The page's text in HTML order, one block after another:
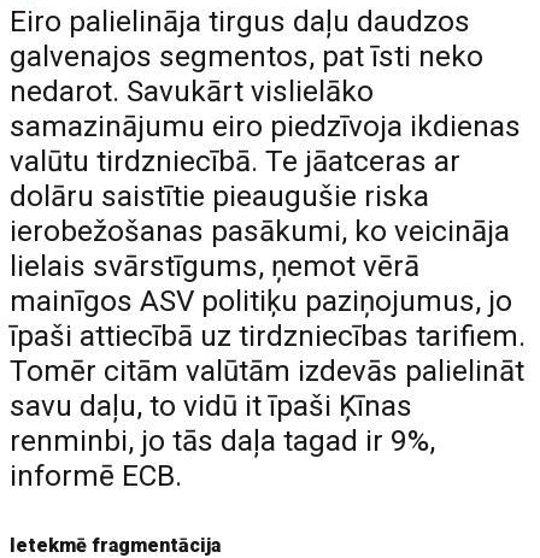
Eiro palielināja tirgus daļu daudzos
galvenajos segmentos, pat īsti neko
nedarot. Savukārt vislielāko
samazinājumu eiro piedzīvoja ikdienas
valūtu tirdzniecībā. Te jāatceras ar
dolāru saistītie pieaugušie riska
ierobežošanas pasākumi, ko veicināja
lielais svārstīgums, ņemot vērā
mainīgos ASV politiķu paziņojumus, jo
īpaši attiecībā uz tirdzniecības tarifiem.
Tomēr citām valūtām izdevās palielināt
savu daļu, to vidū it īpaši Ķīnas
renminbi, jo tās daļa tagad ir 9%,
informē ECB.
Ietekmē fragmentācija